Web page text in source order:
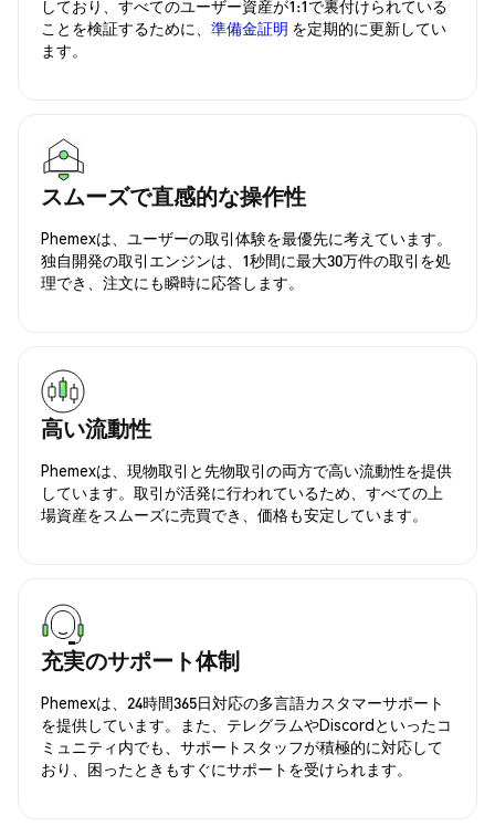
しており、すべてのユーザー資産が1:1で裏付けられている
ことを検証するために、 準備金証明 を定期的に更新してい
ます。
スムーズで直感的な操作性
Phemexは、ユーザーの取引体験を最優先に考えています。
独自開発の取引エンジンは、1秒間に最大30万件の取引を処
理でき、注文にも瞬時に応答します。
高い流動性
Phemexは、現物取引と先物取引の両方で高い流動性を提供
しています。取引が活発に行われているため、すべての上
場資産をスムーズに売買でき、価格も安定しています。
充実のサポート体制
Phemexは、24時間365日対応の多言語カスタマーサポート
を提供しています。また、テレグラムやDiscordといったコ
ミュニティ内でも、サポートスタッフが積極的に対応して
おり、困ったときもすぐにサポートを受けられます。